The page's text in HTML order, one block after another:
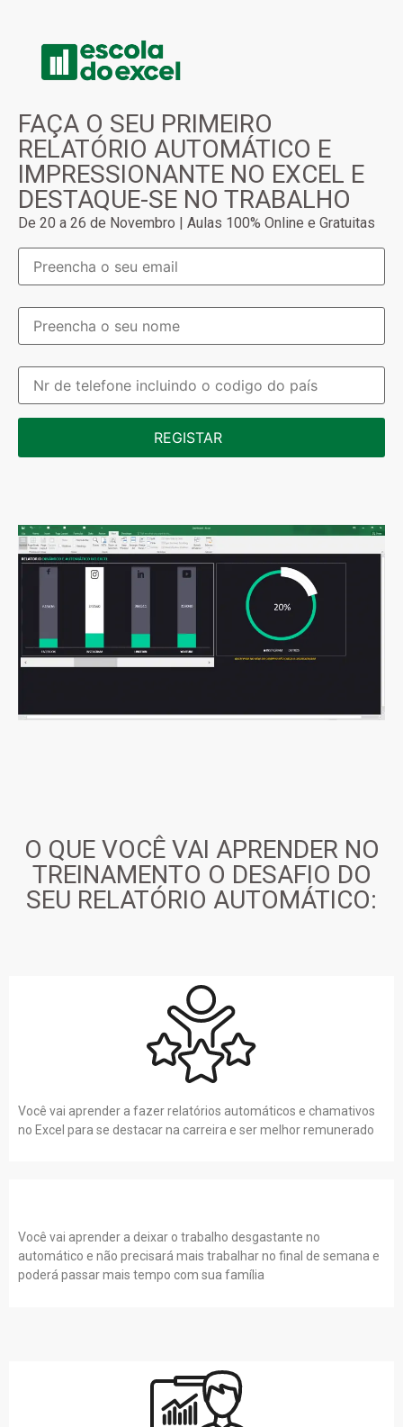
FAÇA O SEU PRIMEIRO
RELATÓRIO AUTOMÁTICO E
IMPRESSIONANTE NO EXCEL E
DESTAQUE-SE NO TRABALHO
De 20 a 26 de Novembro | Aulas 100% Online e Gratuitas
REGISTAR
O QUE VOCÊ VAI APRENDER NO
TREINAMENTO O DESAFIO DO
SEU RELATÓRIO AUTOMÁTICO:
Você vai aprender a fazer relatórios automáticos e chamativos
no Excel para se destacar na carreira e ser melhor remunerado
Você vai aprender a deixar o trabalho desgastante no
automático e não precisará mais trabalhar no final de semana e
poderá passar mais tempo com sua família